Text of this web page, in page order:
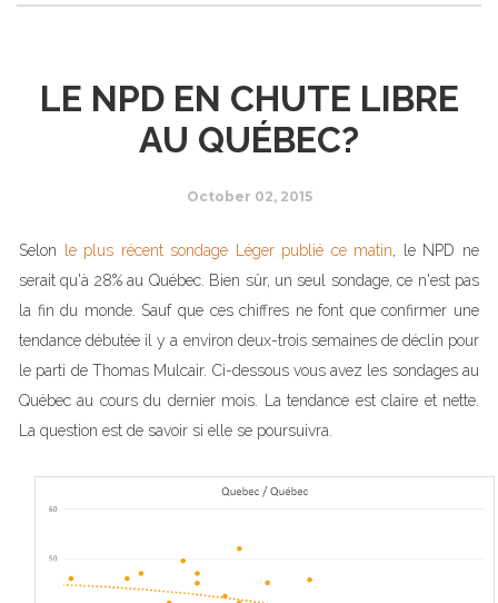
LE NPD EN CHUTE LIBRE
AU QUÉBEC?
October 02, 2015
Selon le plus récent sondage Léger publié ce matin, le NPD ne
serait qu'à 28% au Québec. Bien sûr, un seul sondage, ce n'est pas
la fin du monde. Sauf que ces chiffres ne font que confirmer une
tendance débutée il y a environ deux-trois semaines de déclin pour
le parti de Thomas Mulcair. Ci-dessous vous avez les sondages au
Québec au cours du dernier mois. La tendance est claire et nette.
La question est de savoir si elle se poursuivra.